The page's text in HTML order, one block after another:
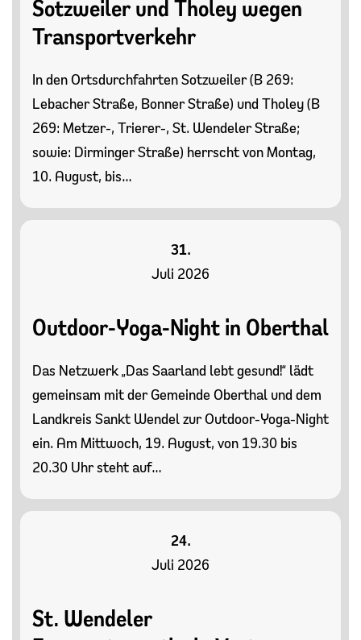
Sotzweiler und Tholey wegen
Transportverkehr
In den Ortsdurchfahrten Sotzweiler (B 269:
Lebacher Straße, Bonner Straße) und Tholey (B
269: Metzer-, Trierer-, St. Wendeler Straße;
sowie: Dirminger Straße) herrscht von Montag,
10. August, bis…
31.
Juli 2026
Outdoor-Yoga-Night in Oberthal
Das Netzwerk „Das Saarland lebt gesund!“ lädt
gemeinsam mit der Gemeinde Oberthal und dem
Landkreis Sankt Wendel zur Outdoor-Yoga-Night
ein. Am Mittwoch, 19. August, von 19.30 bis
20.30 Uhr steht auf…
24.
Juli 2026
St. Wendeler